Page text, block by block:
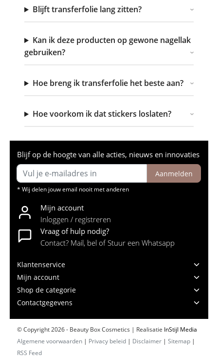
Blijft transferfolie lang zitten?
Kan ik deze producten op gewone nagellak
gebruiken?
Hoe breng ik transferfolie het beste aan?
Hoe voorkom ik dat stickers loslaten?
Blijf op de hoogte van alle acties, nieuws en innovaties
Aanmelden
* Wij delen jouw email nooit met anderen
Mijn account
Inloggen / registreren
Vraag of hulp nodig?
Contact? Mail, bel of Stuur een Whatsapp
Klantenservice
Mijn account
Shop de categorie
Contactgegevens
© Copyright 2026 - Beauty Box Cosmetics | Realisatie InStijl Media
Algemene voorwaarden | Privacy beleid | Disclaimer | Sitemap |
RSS Feed